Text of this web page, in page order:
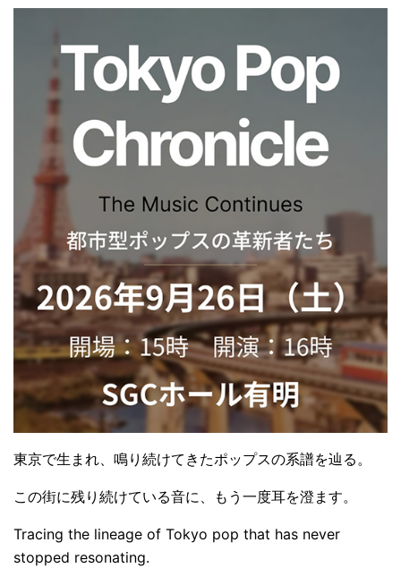
東京で生まれ、鳴り続けてきたポップスの系譜を辿る。
この街に残り続けている音に、もう一度耳を澄ます。
Tracing the lineage of Tokyo pop that has never
stopped resonating.